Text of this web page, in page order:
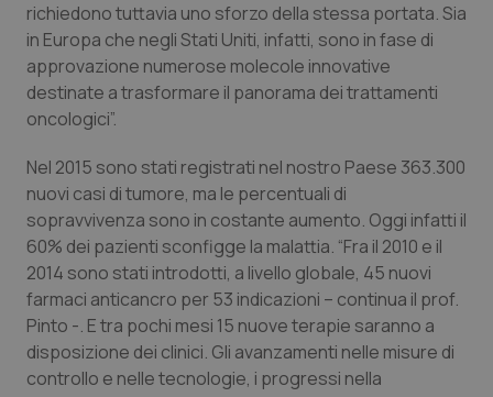
Oncologia & Nutrizione
Psoriasi & pelle
Quotidiano Cardiologia
Quotidiano Chirurgia
Quotidiano Oncologia
Quotidiano Pediatria
Rene & patologie urogenitali
richiedono tuttavia uno sforzo della stessa portata. Sia
in Europa che negli Stati Uniti, infatti, sono in fase di
approvazione numerose molecole innovative
destinate a trasformare il panorama dei trattamenti
oncologici”.
Nel 2015 sono stati registrati nel nostro Paese 363.300
nuovi casi di tumore, ma le percentuali di
sopravvivenza sono in costante aumento. Oggi infatti il
60% dei pazienti sconfigge la malattia. “Fra il 2010 e il
2014 sono stati introdotti, a livello globale, 45 nuovi
farmaci anticancro per 53 indicazioni – continua il prof.
Pinto -. E tra pochi mesi 15 nuove terapie saranno a
disposizione dei clinici. Gli avanzamenti nelle misure di
controllo e nelle tecnologie, i progressi nella